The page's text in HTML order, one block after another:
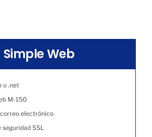
Simple Web
o .net
M-150
electrónico
SSL